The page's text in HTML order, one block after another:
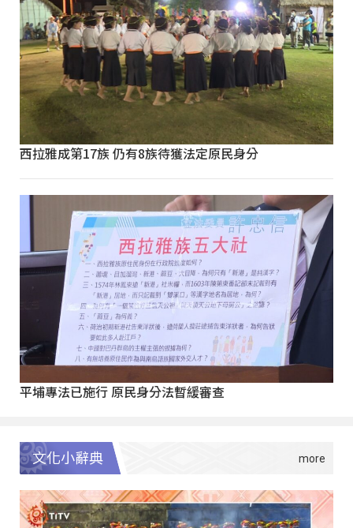
西拉雅成第17族 仍有8族待獲法定原民身分
平埔專法已施行 原民身分法暫緩審查
文化小辭典